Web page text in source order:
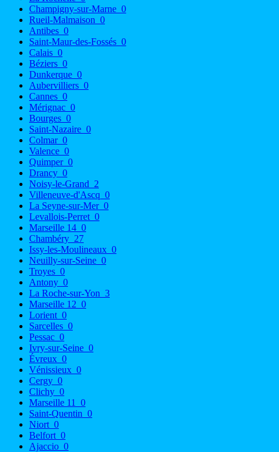
Champigny-sur-Marne 0
Rueil-Malmaison 0
Antibes 0
Saint-Maur-des-Fossés 0
Calais 0
Béziers 0
Dunkerque 0
Aubervilliers 0
Cannes 0
Mérignac 0
Bourges 0
Saint-Nazaire 0
Colmar 0
Valence 0
Quimper 0
Drancy 0
Noisy-le-Grand 2
Villeneuve-d'Ascq 0
La Seyne-sur-Mer 0
Levallois-Perret 0
Marseille 14 0
Chambéry 27
Issy-les-Moulineaux 0
Neuilly-sur-Seine 0
Troyes 0
Antony 0
La Roche-sur-Yon 3
Marseille 12 0
Lorient 0
Sarcelles 0
Pessac 0
Ivry-sur-Seine 0
Évreux 0
Vénissieux 0
Cergy 0
Clichy 0
Marseille 11
0
Saint-Quentin 0
Niort 0
Belfort 0
Ajaccio 0